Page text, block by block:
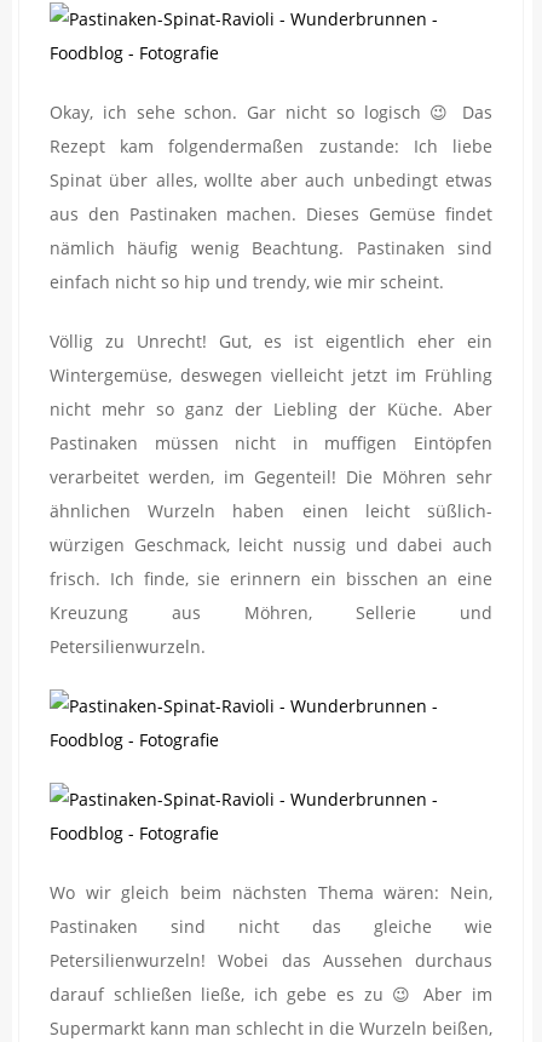
Okay, ich sehe schon. Gar nicht so logisch 😉 Das
Rezept kam folgendermaßen zustande: Ich liebe
Spinat über alles, wollte aber auch unbedingt etwas
aus den Pastinaken machen. Dieses Gemüse findet
nämlich häufig wenig Beachtung. Pastinaken sind
einfach nicht so hip und trendy, wie mir scheint.
Völlig zu Unrecht! Gut, es ist eigentlich eher ein
Wintergemüse, deswegen vielleicht jetzt im Frühling
nicht mehr so ganz der Liebling der Küche. Aber
Pastinaken müssen nicht in muffigen Eintöpfen
verarbeitet werden, im Gegenteil! Die Möhren sehr
ähnlichen Wurzeln haben einen leicht süßlich-
würzigen Geschmack, leicht nussig und dabei auch
frisch. Ich finde, sie erinnern ein bisschen an eine
Kreuzung aus Möhren, Sellerie und
Petersilienwurzeln.
Wo wir gleich beim nächsten Thema wären: Nein,
Pastinaken sind nicht das gleiche wie
Petersilienwurzeln! Wobei das Aussehen durchaus
darauf schließen ließe, ich gebe es zu 😉 Aber im
Supermarkt kann man schlecht in die Wurzeln beißen,